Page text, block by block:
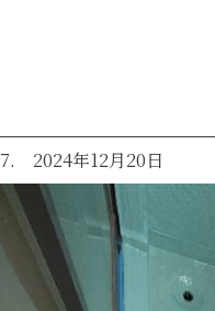
7. 2024年12月20日